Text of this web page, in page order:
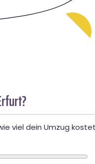
viel dein Umzug